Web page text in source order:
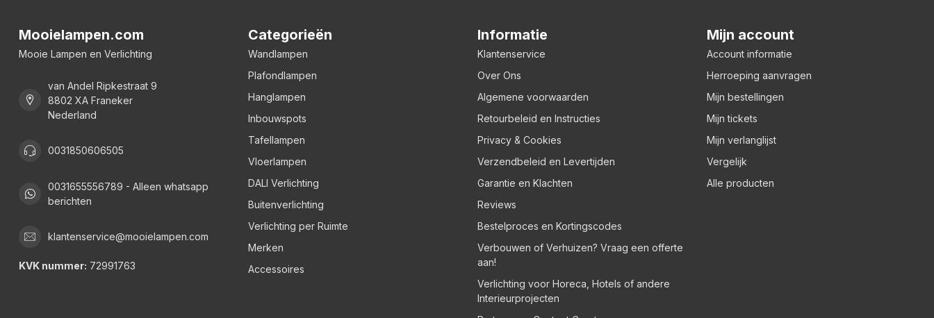
Mooielampen.com
Mooie Lampen en Verlichting
van Andel Ripkestraat 9
8802 XA Franeker
Nederland
0031850606505
0031655556789 - Alleen whatsapp
berichten
klantenservice@mooielampen.com
KVK nummer: 72991763
Categorieën
Wandlampen
Plafondlampen
Hanglampen
Inbouwspots
Tafellampen
Vloerlampen
DALI Verlichting
Buitenverlichting
Verlichting per Ruimte
Merken
Accessoires
Informatie
Klantenservice
Over Ons
Algemene voorwaarden
Retourbeleid en Instructies
Privacy & Cookies
Verzendbeleid en Levertijden
Garantie en Klachten
Reviews
Bestelproces en Kortingscodes
Verbouwen of Verhuizen? Vraag een offerte
aan!
Verlichting voor Horeca, Hotels of andere
Interieurprojecten
Mijn account
Account informatie
Herroeping aanvragen
Mijn bestellingen
Mijn tickets
Mijn verlanglijst
Vergelijk
Alle producten